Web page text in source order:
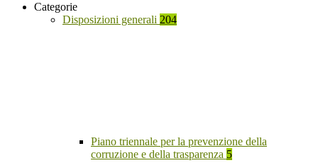
Categorie
Disposizioni generali 204
Piano triennale per la prevenzione della
corruzione e della trasparenza 5